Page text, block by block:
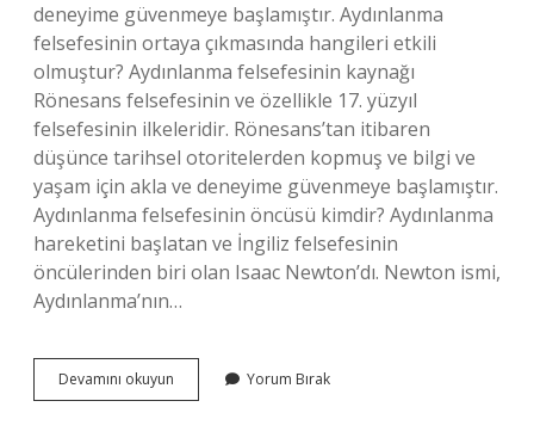
deneyime güvenmeye başlamıştır. Aydınlanma
felsefesinin ortaya çıkmasında hangileri etkili
olmuştur? Aydınlanma felsefesinin kaynağı
Rönesans felsefesinin ve özellikle 17. yüzyıl
felsefesinin ilkeleridir. Rönesans’tan itibaren
düşünce tarihsel otoritelerden kopmuş ve bilgi ve
yaşam için akla ve deneyime güvenmeye başlamıştır.
Aydınlanma felsefesinin öncüsü kimdir? Aydınlanma
hareketini başlatan ve İngiliz felsefesinin
öncülerinden biri olan Isaac Newton’dı. Newton ismi,
Aydınlanma’nın…
Devamını okuyun Aşağıdaki
Ifadelerden
Yorum Bırak